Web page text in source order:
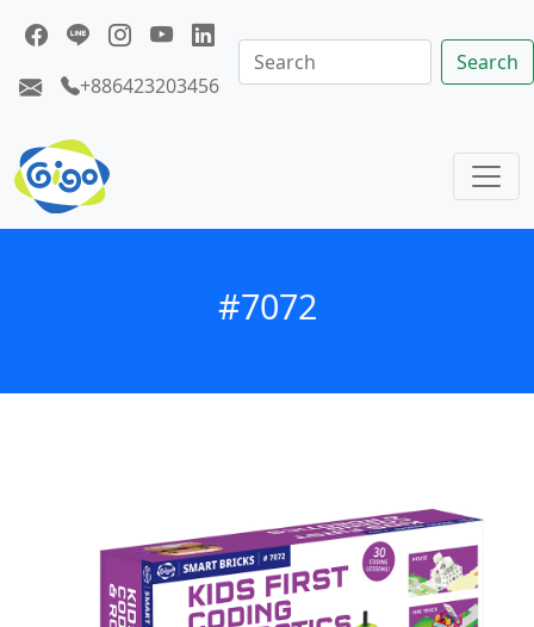
+886423203456
Search
#7072